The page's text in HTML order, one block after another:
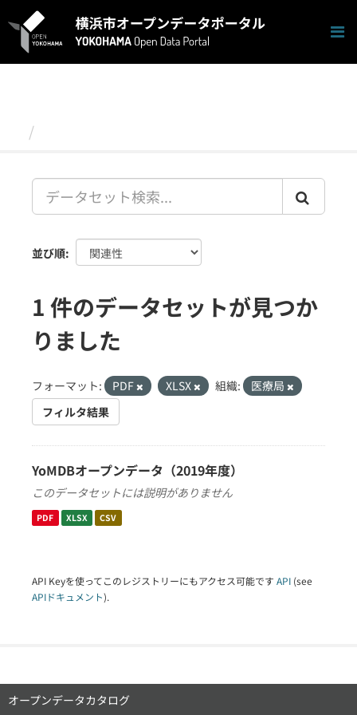
キ
並び順
1 件のデータセットが見つか
りました
フォーマット: PDF XLSX 組織:
医療局
フィルタ結果
YoMDBオープンデータ（2019年度）
このデータセットには説明がありません
PDF XLSX CSV
API Keyを使ってこのレジストリーにもアクセス可能です API (see
APIドキュメント).
オープンデータカタログ